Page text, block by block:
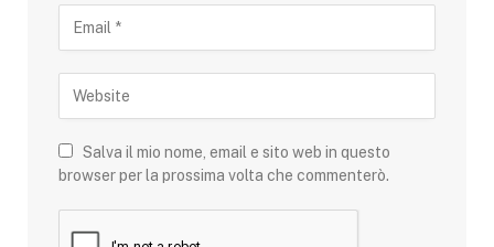
Salva il mio nome, email e sito web in questo
browser per la prossima volta che commenterò.